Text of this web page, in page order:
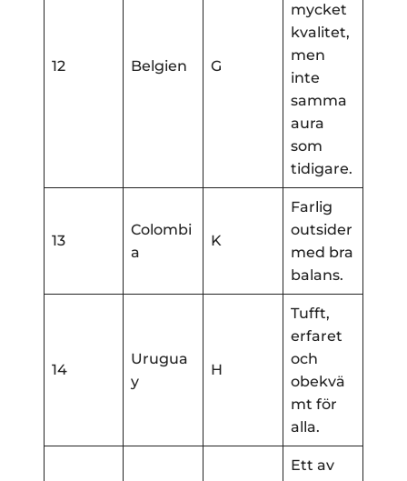
12 Belgien G
mycket
kvalitet,
men
inte
samma
aura
som
tidigare.
13
Colombi
a
K
Farlig
outsider
med bra
balans.
14
Urugua
y
H
Tufft,
erfaret
och
obekvä
mt för
alla.
Ett av